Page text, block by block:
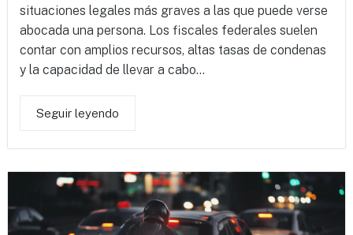
situaciones legales más graves a las que puede verse
abocada una persona. Los fiscales federales suelen
contar con amplios recursos, altas tasas de condenas
y la capacidad de llevar a cabo...
Seguir leyendo